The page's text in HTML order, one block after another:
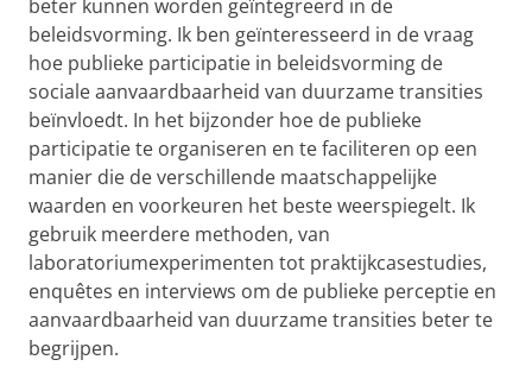
beter kunnen worden geïntegreerd in de
beleidsvorming. Ik ben geïnteresseerd in de vraag
hoe publieke participatie in beleidsvorming de
sociale aanvaardbaarheid van duurzame transities
beïnvloedt. In het bijzonder hoe de publieke
participatie te organiseren en te faciliteren op een
manier die de verschillende maatschappelijke
waarden en voorkeuren het beste weerspiegelt. Ik
gebruik meerdere methoden, van
laboratoriumexperimenten tot praktijkcasestudies,
enquêtes en interviews om de publieke perceptie en
aanvaardbaarheid van duurzame transities beter te
begrijpen.